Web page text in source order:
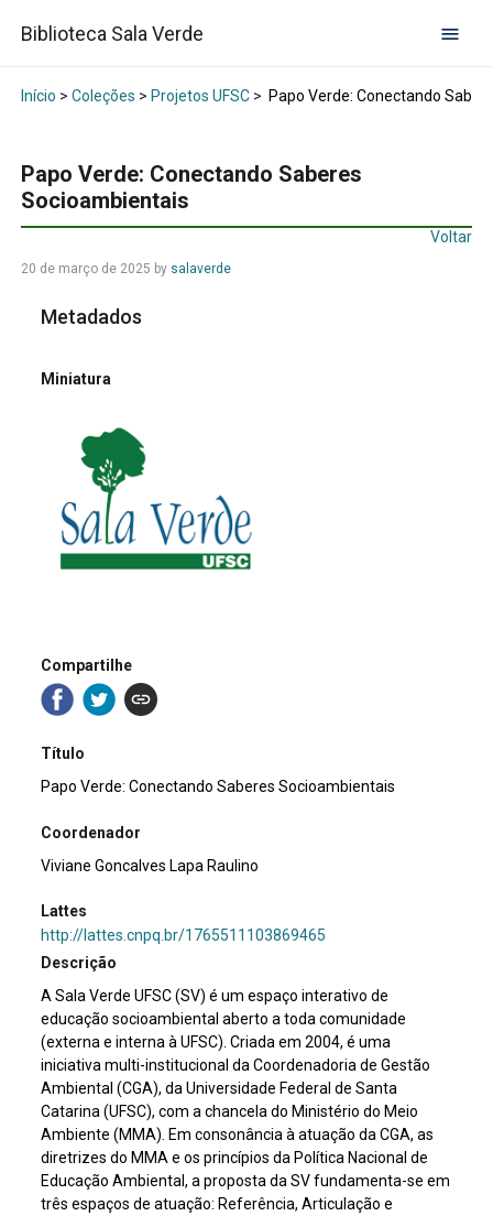
Biblioteca Sala Verde
Início > Coleções > Projetos UFSC> Papo Verde: Conectando
Papo Verde: Conectando Saberes
Socioambientais
Voltar
20 de março de 2025 by salaverde
Metadados
Miniatura
Compartilhe
Título
Papo Verde: Conectando Saberes Socioambientais
Coordenador
Viviane Goncalves Lapa Raulino
Lattes
http://lattes.cnpq.br/1765511103869465
Descrição
A Sala Verde UFSC (SV) é um espaço interativo de
educação socioambiental aberto a toda comunidade
(externa e interna à UFSC). Criada em 2004, é uma
iniciativa multi-institucional da Coordenadoria de Gestão
Ambiental (CGA), da Universidade Federal de Santa
Catarina (UFSC), com a chancela do Ministério do Meio
Ambiente (MMA). Em consonância à atuação da CGA, as
diretrizes do MMA e os princípios da Política Nacional de
Educação Ambiental, a proposta da SV fundamenta-se em
três espaços de atuação: Referência, Articulação e